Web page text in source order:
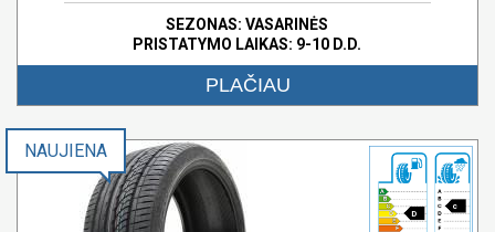
SEZONAS: VASARINĖS
PRISTATYMO LAIKAS: 9-10 D.D.
PLAČIAU
D
c
NAUJIENA